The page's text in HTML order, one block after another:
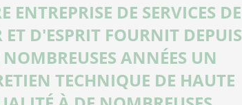
ENTREPRISE DE SERVICES DE
D'ESPRIT FOURNIT DEPUIS
NOMBREUSES ANNÉES UN
TECHNIQUE DE HAUTE